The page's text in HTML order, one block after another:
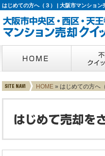
はじめての方へ（３） | 大阪市マンション
HOME » はじめての方へ（